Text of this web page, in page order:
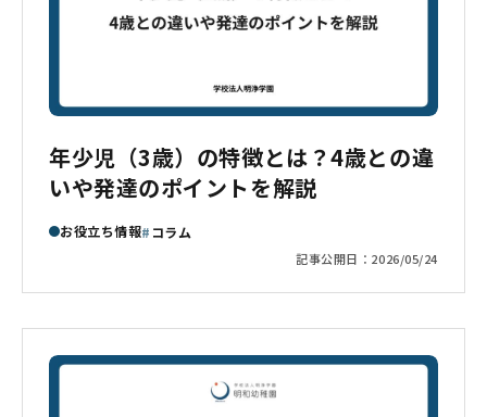
年少児（3歳）の特徴とは？4歳との違
いや発達のポイントを解説
お役立ち情報 コラム
記事公開日： 2026/05/24